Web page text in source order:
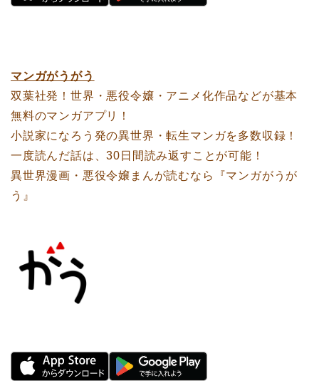
マンガがうがう
双葉社発！世界・悪役令嬢・アニメ化作品などが基本
無料のマンガアプリ！
小説家になろう発の異世界・転生マンガを多数収録！
一度読んだ話は、30日間読み返すことが可能！
異世界漫画・悪役令嬢まんが読むなら『マンガがうが
う』